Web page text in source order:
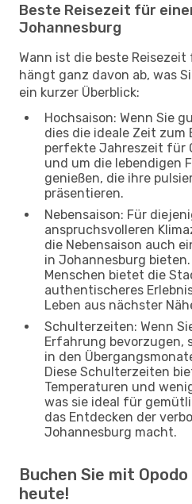
Beste Reisezeit für
Johannesburg
Wann ist die beste
hängt ganz davon ab, was
ein kurzer Überblick:
Hochsaison: Wenn Sie
dies die ideale Zeit zum
perfekte Jahreszeit für
und um die lebendigen
genießen, die ihre
präsentieren.
Nebensaison: Für
anspruchsvolleren
die Nebensaison auch
in Johannesburg
Menschen bietet die
authentischeres
Leben aus nächster
Schulterzeiten: Wenn
Erfahrung bevorzugen,
in den
Diese Schulterzeiten
Temperaturen und
was sie ideal für
das Entdecken der
Johannesburg macht.
Buchen Sie mit
heute!